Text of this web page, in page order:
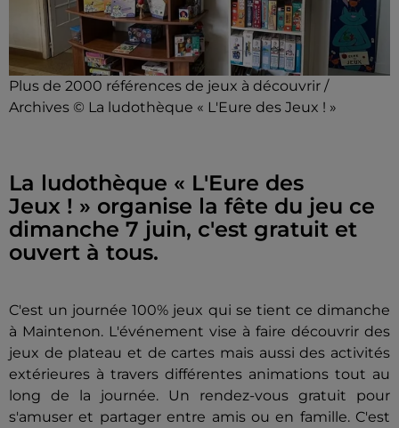
Plus de 2000 références de jeux à découvrir /
Archives © La ludothèque « L'Eure des Jeux ! »
La ludothèque « L'Eure des
Jeux ! » organise la fête du jeu ce
dimanche 7 juin, c'est gratuit et
ouvert à tous.
C'est un journée 100% jeux qui se tient ce dimanche
à Maintenon. L'événement vise à faire découvrir des
jeux de plateau et de cartes mais aussi des activités
extérieures à travers différentes animations tout au
long de la journée. Un rendez-vous gratuit pour
s'amuser et partager entre amis ou en famille. C'est